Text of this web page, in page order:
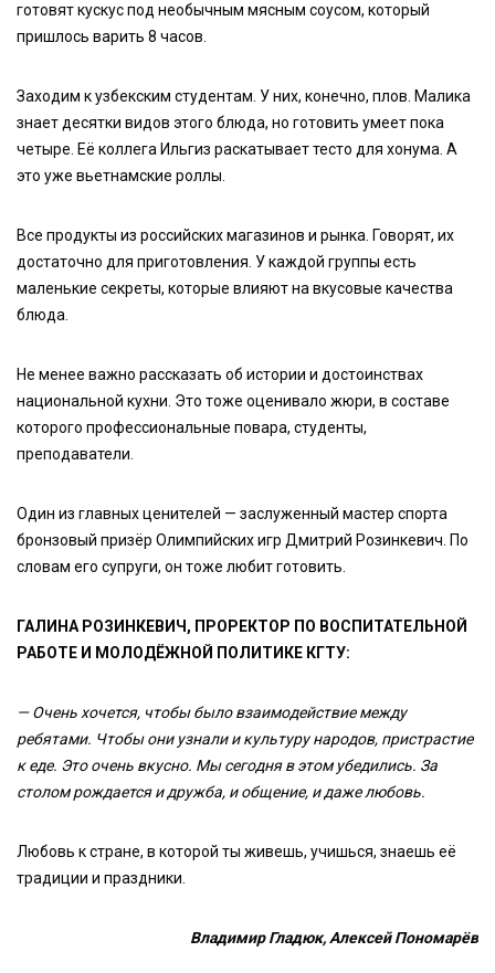
готовят кускус под необычным мясным соусом, который
пришлось варить 8 часов.
Заходим к узбекским студентам. У них, конечно, плов. Малика
знает десятки видов этого блюда, но готовить умеет пока
четыре. Её коллега Ильгиз раскатывает тесто для хонума. А
это уже вьетнамские роллы.
Все продукты из российских магазинов и рынка. Говорят, их
достаточно для приготовления. У каждой группы есть
маленькие секреты, которые влияют на вкусовые качества
блюда.
Не менее важно рассказать об истории и достоинствах
национальной кухни. Это тоже оценивало жюри, в составе
которого профессиональные повара, студенты,
преподаватели.
Один из главных ценителей — заслуженный мастер спорта
бронзовый призёр Олимпийских игр Дмитрий Розинкевич. По
словам его супруги, он тоже любит готовить.
ГАЛИНА РОЗИНКЕВИЧ, ПРОРЕКТОР ПО ВОСПИТАТЕЛЬНОЙ
РАБОТЕ И МОЛОДЁЖНОЙ ПОЛИТИКЕ КГТУ:
— Очень хочется, чтобы было взаимодействие между
ребятами. Чтобы они узнали и культуру народов, пристрастие
к еде. Это очень вкусно. Мы сегодня в этом убедились. За
столом рождается и дружба, и общение, и даже любовь.
Любовь к стране, в которой ты живешь, учишься, знаешь её
традиции и праздники.
Владимир Гладюк, Алексей Пономарёв